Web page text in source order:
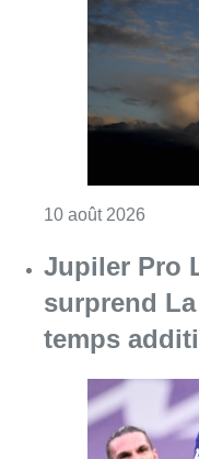
10 août 2026
Jupiler Pro
surprend
temps